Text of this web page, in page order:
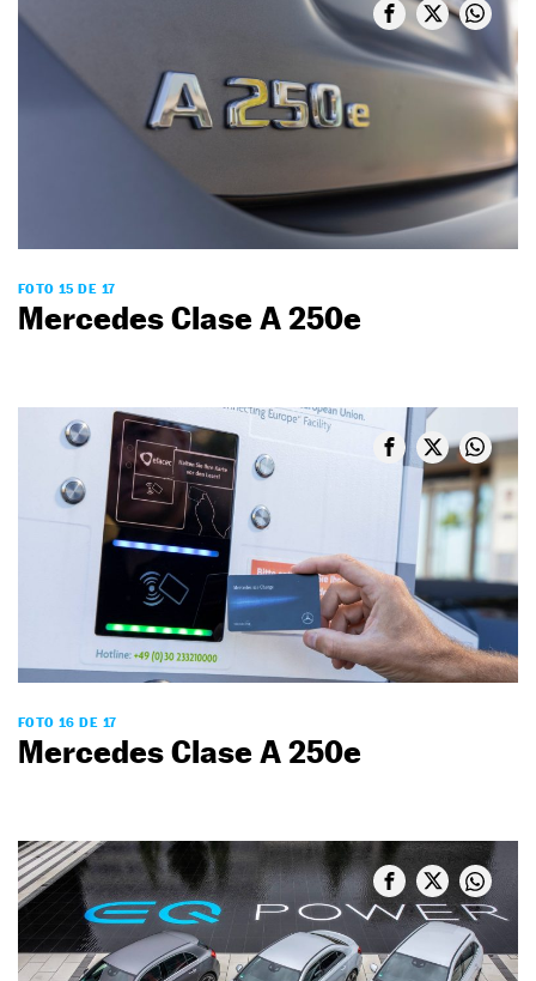
FOTO 15 DE 17
Mercedes Clase A 250e
FOTO 16 DE 17
Mercedes Clase A 250e